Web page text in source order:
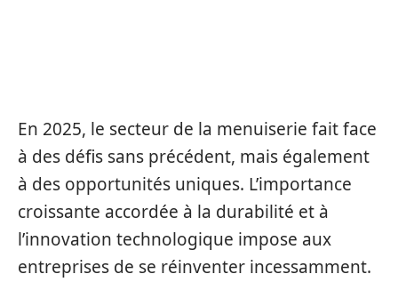
En 2025, le secteur de la menuiserie fait face
à des défis sans précédent, mais également
à des opportunités uniques. L’importance
croissante accordée à la durabilité et à
l’innovation technologique impose aux
entreprises de se réinventer incessamment.